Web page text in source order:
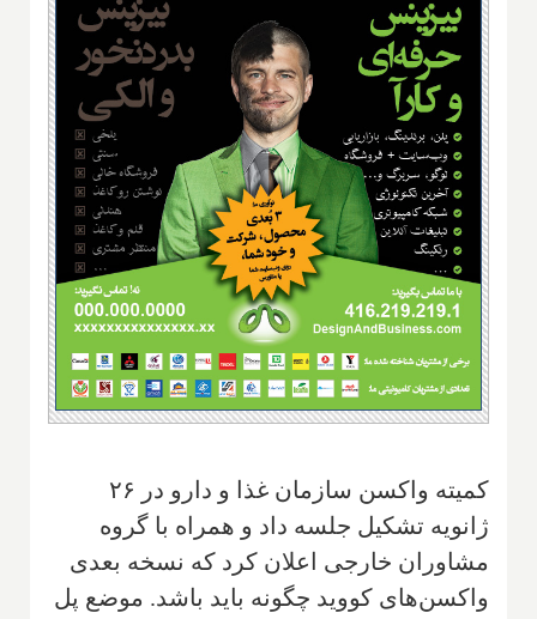
کمیته واکسن سازمان غذا و دارو در ۲۶
ژانویه تشکیل جلسه داد و همراه با گروه
مشاوران خارجی اعلان کرد ‌که نسخه بعدی
واکسن‌های کووید چگونه باید باشد. موضع پل